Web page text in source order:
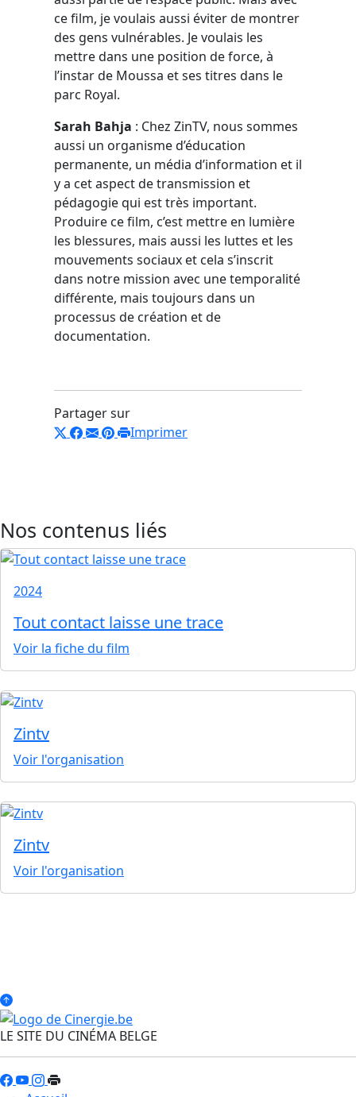
ce film, je voulais aussi éviter de montrer
des gens vulnérables. Je voulais les
mettre dans une position de force, à
l’instar de Moussa et ses titres dans le
parc Royal.
Sarah Bahja : Chez ZinTV, nous sommes
aussi un organisme d’éducation
permanente, un média d’information et il
y a cet aspect de transmission et
pédagogie qui est très important.
Produire ce film, c’est mettre en lumière
les blessures, mais aussi les luttes et les
mouvements sociaux et cela s’inscrit
dans notre mission avec une temporalité
différente, mais toujours dans un
processus de création et de
documentation.
Partager sur
Imprimer
Nos contenus liés
2024
Tout contact laisse une trace
Voir la fiche du film
Zintv
Voir l'organisation
Zintv
Voir l'organisation
LE SITE DU CINÉMA BELGE